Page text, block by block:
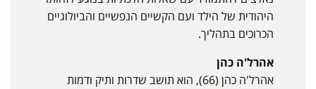
היהודית של הילד ועם הקשיים הנפשיים והביולוגיים
הכרוכים בתהליך.
אהרל'ה כהן
אהרל'ה כהן (66), הוא תושב שדרות ותיק ודמות